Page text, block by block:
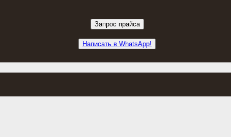
Запрос прайса
Написать в WhatsApp!